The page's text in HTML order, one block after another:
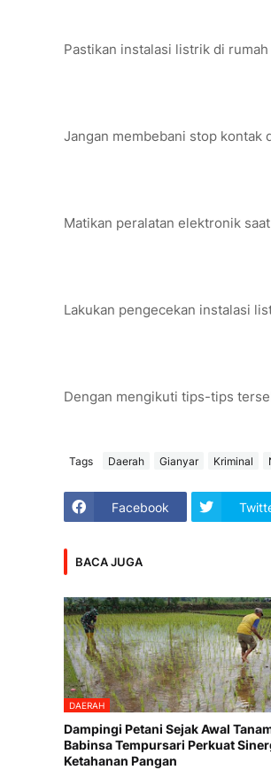
Pastikan instalasi listrik di
Jangan membebani stop kontak
Matikan peralatan elektronik
Lakukan pengecekan instalasi
Dengan mengikuti tips-tips
Tags Daerah Gianyar Kriminal
Facebook
BACA JUGA
DAERAH
Dampingi Petani Sejak Awal
Babinsa Tempursari Perkuat
Ketahanan Pangan